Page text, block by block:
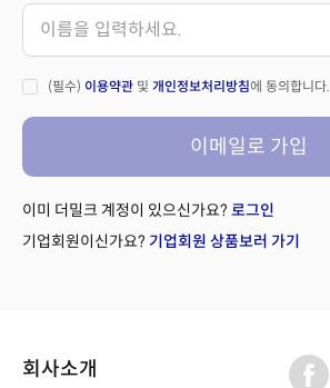
(필수) 이용약관 및 개인정보처리방침에 동의합니다.
이메일로 가입
이미 더밀크 계정이 있으신가요? 로그인
기업회원이신가요? 기업회원 상품보러 가기
회사소개